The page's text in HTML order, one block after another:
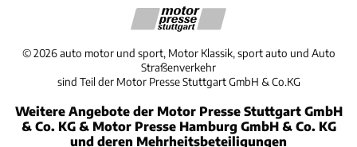
©2026 auto motor und sport, Motor Klassik, sport auto und Auto
Straßenverkehr
sind Teil der Motor Presse Stuttgart GmbH & Co.KG
Weitere Angebote der Motor Presse Stuttgart GmbH
& Co. KG & Motor Presse Hamburg GmbH & Co. KG
und deren Mehrheitsbeteiligungen